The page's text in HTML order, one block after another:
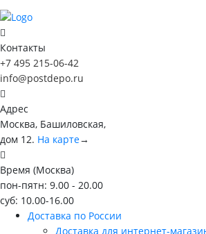
Контакты
+7 495 215-06-42
info@postdepo.ru
Адрес
Москва, Башиловская,
дом 12. На карте→
Время (Москва)
пон-пятн: 9.00 - 20.00
суб: 10.00-16.00
Доставка по России
Доставка для интернет-